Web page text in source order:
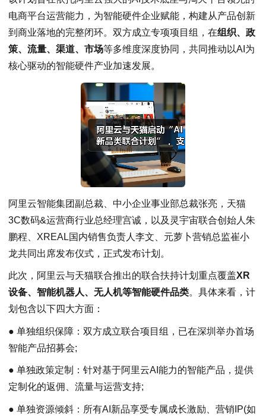
电商平台运营能力，为智能硬件企业赋能，构建从产品创新
到商业落地的完整闭环。双方成立专项项目组，在组织、政
策、流量、渠道、市场等多维度深度协同，共同推动以AI为
核心驱动的智能硬件产业加速发展。
阿里云智能集团副总裁、中小企业事业部总裁张亮，天猫
3C数码&运营商行业总经理宫诚，以及灵宇宙联合创始人朱
鹏程、XREAL国内销售负责人李文、元萝卜营销总监崔小
龙共同出席发布仪式，正式发布计划。
此次，阿里云与天猫联合推出的联合扶持计划重点覆盖XR
设备、智能机器人、无人机等智能硬件品类。具体来看，计
划包含以下四大方面：
● 单独组织保障：双方成立联合项目组，已在深圳举办首场
智能产品招募会;
● 单独政策定制：针对基于阿里云AI能力的智能产品，提供
定制化的返佣、流量与运营支持;
● 单独资源倾斜：所有AI新品享受专属成长激励、营销IP(如